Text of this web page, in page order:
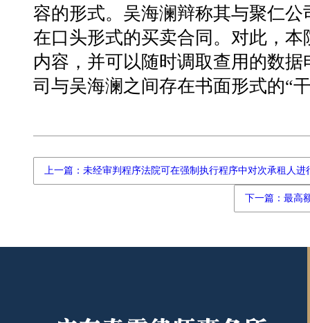
容的形式。吴海澜辩称其与聚仁
在口头形式的买卖合同。对此，
内容，并可以随时调取查用的数
司与吴海澜之间存在书面形式的“
上一篇：未经审判程序法院可在强制执行程序中对次承租人进
下一篇：最高